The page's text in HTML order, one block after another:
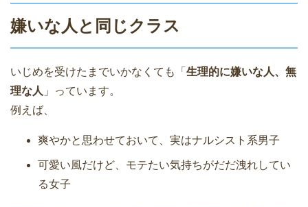
嫌いな人と同じクラス
いじめを受けたまでいかなくても「 生理的に嫌いな人、無
理な人 」っています。
例えば、
爽やかと思わせておいて、実はナルシスト系男子
可愛い風だけど、モテたい気持ちがだだ洩れしてい
る女子